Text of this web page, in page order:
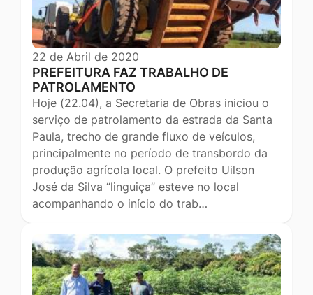
22 de Abril de 2020
PREFEITURA FAZ TRABALHO DE
PATROLAMENTO
Hoje (22.04), a Secretaria de Obras iniciou o
serviço de patrolamento da estrada da Santa
Paula, trecho de grande fluxo de veículos,
principalmente no período de transbordo da
produção agrícola local. O prefeito Uilson
José da Silva “linguiça” esteve no local
acompanhando o início do trab…